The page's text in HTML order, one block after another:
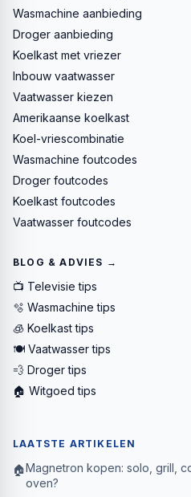
Wasmachine aanbieding
Droger aanbieding
Koelkast met vriezer
Inbouw vaatwasser
Vaatwasser kiezen
Amerikaanse koelkast
Koel-vriescombinatie
Wasmachine foutcodes
Droger foutcodes
Koelkast foutcodes
Vaatwasser foutcodes
BLOG & ADVIES →
📺 Televisie tips
🫧 Wasmachine tips
🧊 Koelkast tips
🍽️ Vaatwasser tips
💨 Droger tips
🏠 Witgoed tips
LAATSTE ARTIKELEN
🏠Magnetron kopen: solo, grill,
oven?